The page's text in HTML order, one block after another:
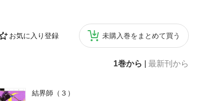
お気に入り登録 未購入巻をまとめて買う
1巻から 最新刊から
結界師（３）